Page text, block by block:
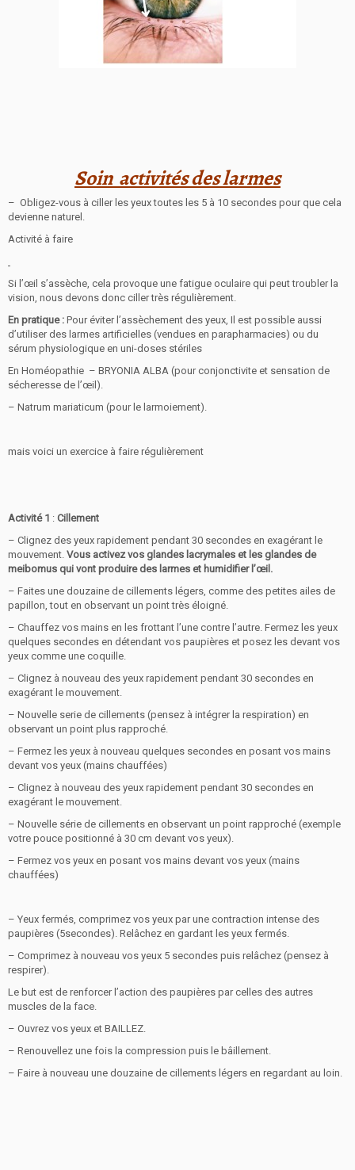
Soin activités des larmes
– Obligez-vous à ciller les yeux toutes les 5 à 10 secondes pour que cela
devienne naturel.
Activité à faire
Si l’œil s’assèche, cela provoque une fatigue oculaire qui peut troubler la
vision, nous devons donc ciller très régulièrement.
En pratique : Pour éviter l’assèchement des yeux, Il est possible aussi
d’utiliser des larmes artificielles (vendues en parapharmacies) ou du
sérum physiologique en uni-doses stériles
En Homéopathie – BRYONIA ALBA (pour conjonctivite et sensation de
sécheresse de l’œil).
– Natrum mariaticum (pour le larmoiement).
mais voici un exercice à faire régulièrement
Activité 1 : Cillement
– Clignez des yeux rapidement pendant 30 secondes en exagérant le
mouvement. Vous activez vos glandes lacrymales et les glandes de
meibomus qui vont produire des larmes et humidifier l’œil.
– Faites une douzaine de cillements légers, comme des petites ailes de
papillon, tout en observant un point très éloigné.
– Chauffez vos mains en les frottant l’une contre l’autre. Fermez les yeux
quelques secondes en détendant vos paupières et posez les devant vos
yeux comme une coquille.
– Clignez à nouveau des yeux rapidement pendant 30 secondes en
exagérant le mouvement.
– Nouvelle serie de cillements (pensez à intégrer la respiration) en
observant un point plus rapproché.
– Fermez les yeux à nouveau quelques secondes en posant vos mains
devant vos yeux (mains chauffées)
– Clignez à nouveau des yeux rapidement pendant 30 secondes en
exagérant le mouvement.
– Nouvelle série de cillements en observant un point rapproché (exemple
votre pouce positionné à 30 cm devant vos yeux).
– Fermez vos yeux en posant vos mains devant vos yeux (mains
chauffées)
– Yeux fermés, comprimez vos yeux par une contraction intense des
paupières (5secondes). Relâchez en gardant les yeux fermés.
– Comprimez à nouveau vos yeux 5 secondes puis relâchez (pensez à
respirer).
Le but est de renforcer l’action des paupières par celles des autres
muscles de la face.
– Ouvrez vos yeux et BAILLEZ.
– Renouvellez une fois la compression puis le bâillement.
– Faire à nouveau une douzaine de cillements légers en regardant au loin.